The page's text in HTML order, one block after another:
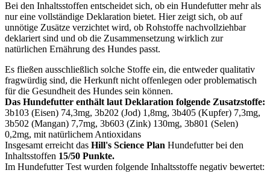
Bei den Inhaltsstoffen entscheidet sich, ob ein Hundefutter mehr als
nur eine vollständige Deklaration bietet. Hier zeigt sich, ob auf
unnötige Zusätze verzichtet wird, ob Rohstoffe nachvollziehbar
deklariert sind und ob die Zusammensetzung wirklich zur
natürlichen Ernährung des Hundes passt.
Es fließen ausschließlich solche Stoffe ein, die entweder qualitativ
fragwürdig sind, die Herkunft nicht offenlegen oder problematisch
für die Gesundheit des Hundes sein können.
Das Hundefutter enthält laut Deklaration folgende Zusatzstoffe:
3b103 (Eisen) 74,3mg, 3b202 (Jod) 1,8mg, 3b405 (Kupfer) 7,3mg,
3b502 (Mangan) 7,7mg, 3b603 (Zink) 130mg, 3b801 (Selen)
0,2mg, mit natürlichem Antioxidans
Insgesamt erreicht das Hill's Science Plan Hundefutter bei den
Inhaltsstoffen 15/50 Punkte.
Im Hundefutter Test wurden folgende Inhaltsstoffe negativ bewertet: